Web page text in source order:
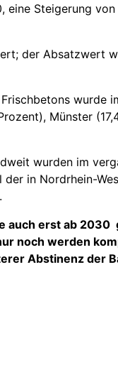
Steigerung
der Absatzwert
wurde
Münster
wurden im
in Nordrhein-
auch erst ab
noch werden
Abstinenz der